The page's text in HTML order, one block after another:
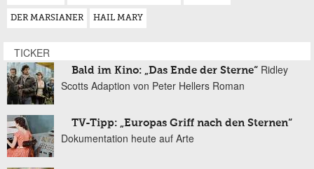
DER MARSIANER HAIL MARY
TICKER
Bald im Kino: „Das Ende der Sterne“ Ridley
Scotts Adaption von Peter Hellers Roman
TV-Tipp: „Europas Griff nach den Sternen“
Dokumentation heute auf Arte